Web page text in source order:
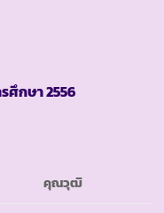
ศึกษา2556
คุณวุฒิ